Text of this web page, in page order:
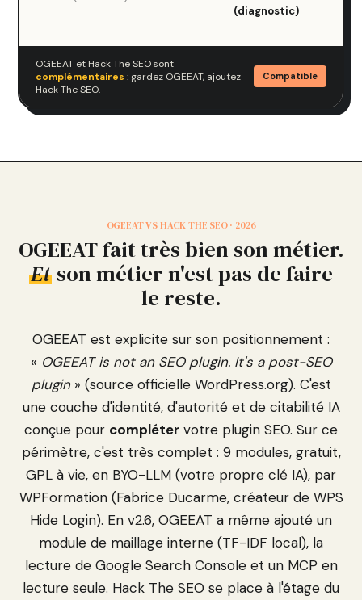
(diagnostic)
OGEEAT et Hack The SEO sont
complémentaires : gardez OGEEAT, ajoutez
Hack The SEO.
Compatible
OGEEAT VS HACK THE SEO · 2026
OGEEAT fait très bien son métier.
Et son métier n'est pas de faire
le reste.
OGEEAT est explicite sur son positionnement :
« OGEEAT is not an SEO plugin. It's a post-SEO
plugin» (source officielle WordPress.org). C'est
une couche d'identité, d'autorité et de citabilité IA
conçue pour compléter votre plugin SEO. Sur ce
périmètre, c'est très complet : 9 modules, gratuit,
GPL à vie, en BYO-LLM (votre propre clé IA), par
WPFormation (Fabrice Ducarme, créateur de WPS
Hide Login). En v2.6, OGEEAT a même ajouté un
module de maillage interne (TF-IDF local), la
lecture de Google Search Console et un MCP en
lecture seule. Hack The SEO se place à l'étage du